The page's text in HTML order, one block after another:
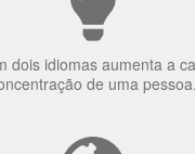
concentração de uma pessoa.